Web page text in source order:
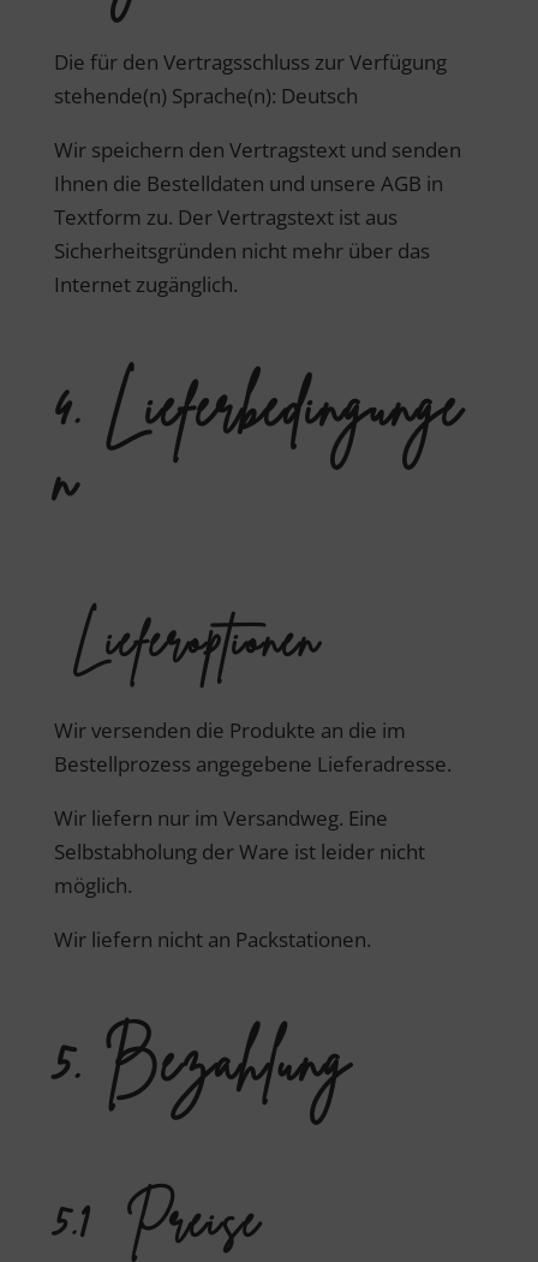
Die für den Vertragsschluss zur Verfügung
stehende(n) Sprache(n): Deutsch
Wir speichern den Vertragstext und senden
Ihnen die Bestelldaten und unsere AGB in
Textform zu. Der Vertragstext ist aus
Sicherheitsgründen nicht mehr über das
Internet zugänglich.
4. Lieferbedingunge
n
Lieferoptionen
Wir versenden die Produkte an die im
Bestellprozess angegebene Lieferadresse.
Wir liefern nur im Versandweg. Eine
Selbstabholung der Ware ist leider nicht
möglich.
Wir liefern nicht an Packstationen.
5. Bezahlung
5.1 Preise